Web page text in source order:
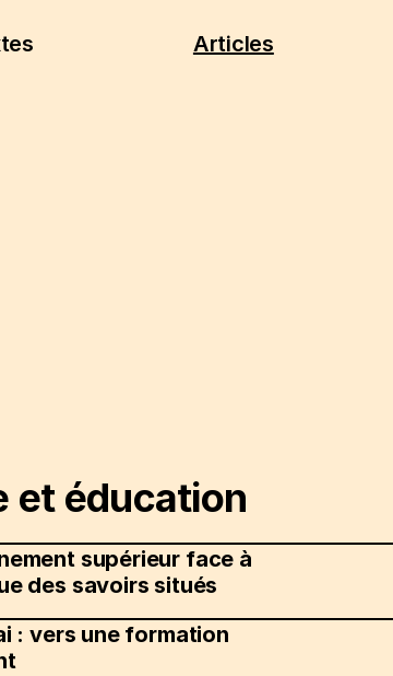
Articles
et éducation
supérieur face à
des savoirs situés
: vers une formation